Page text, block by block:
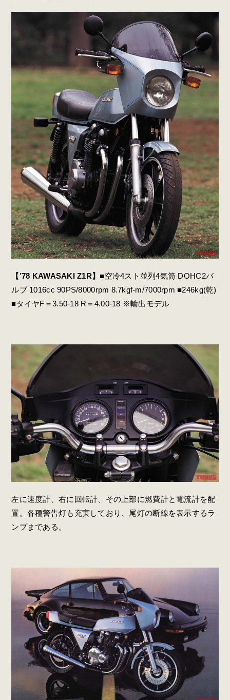
【’78 KAWASAKI Z1R】 ■空冷4スト並列4気筒 DOHC2バ
ルブ 1016cc 90PS/8000rpm 8.7kgf-m/7000rpm ■246kg(乾)
■タイヤF＝3.50-18 R＝4.00-18 ※輸出モデル
左に速度計、右に回転計、その上部に燃費計と電流計を配
置。各種警告灯も充実しており、尾灯の断線を表示するラ
ンプまである。